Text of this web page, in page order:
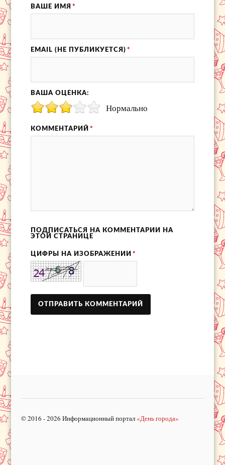
ВАШЕ ИМЯ *
EMAIL (НЕ ПУБЛИКУЕТСЯ) *
ВАША ОЦЕНКА:
Нормально
КОММЕНТАРИЙ *
ПОДПИСАТЬСЯ НА КОММЕНТАРИИ НА
ЭТОЙ СТРАНИЦЕ
ЦИФРЫ НА ИЗОБРАЖЕНИИ *
© 2016 - 2026 Информационный портал «День города»